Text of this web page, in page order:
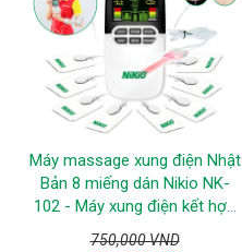
Máy massage xung điện Nhật
Bản 8 miếng dán Nikio NK-
102 - Máy xung điện kết hợp
đèn hồng ngoại trị liệu mũi
750,000 VND